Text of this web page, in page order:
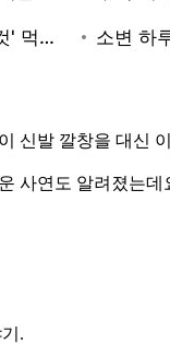
신발 깔창을 대신
사연도 알려졌는데
.